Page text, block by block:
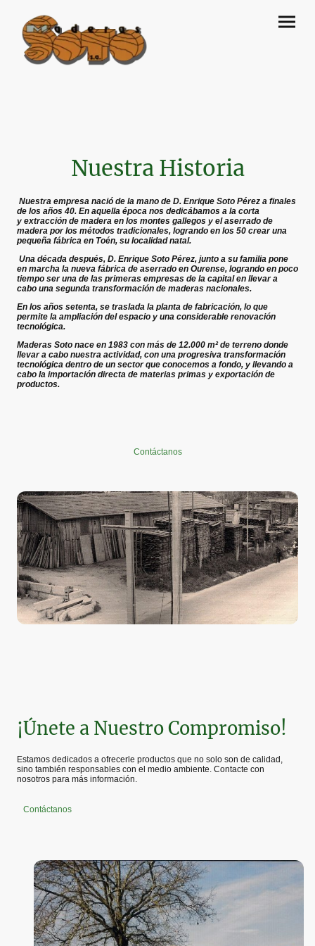
Nuestra Historia
Nuestra empresa nació de la mano de D. Enrique Soto Pérez a finales
de los años 40. En aquella época nos dedicábamos a la corta
y extracción de madera en los montes gallegos y el aserrado de
madera por los métodos tradicionales, logrando en los 50 crear una
pequeña fábrica en Toén, su localidad natal.
Una década después, D. Enrique Soto Pérez, junto a su familia pone
en marcha la nueva fábrica de aserrado en Ourense, logrando en poco
tiempo ser una de las primeras empresas de la capital en llevar a
cabo una segunda transformación de maderas nacionales.
En los años setenta, se traslada la planta de fabricación, lo que
permite la ampliación del espacio y una considerable renovación
tecnológica.
Maderas Soto nace en 1983 con más de 12.000 m² de terreno donde
llevar a cabo nuestra actividad, con una progresiva transformación
tecnológica dentro de un sector que conocemos a fondo, y llevando a
cabo la importación directa de materias primas y exportación de
productos.
Contáctanos
¡Únete a Nuestro Compromiso!
Estamos dedicados a ofrecerle productos que no solo son de calidad,
sino también responsables con el medio ambiente. Contacte con
nosotros para más información.
Contáctanos